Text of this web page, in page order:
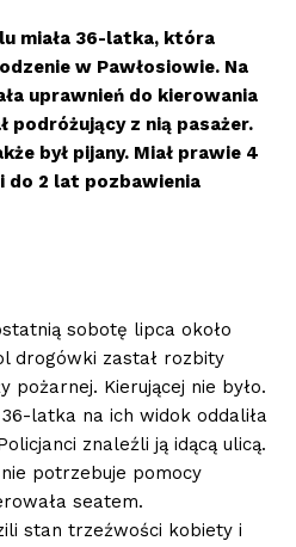
miała 36-latka, która
w Pawłosiowie. Na
uprawnień do kierowania
podróżujący z nią pasażer.
był pijany. Miał prawie 4
do 2 lat pozbawienia
sobotę lipca około
drogówki zastał rozbity
pożarnej. Kierującej nie było.
latka na ich widok oddaliła
znaleźli ją idącą ulicą.
potrzebuje pomocy
seatem.
stan trzeźwości kobiety i